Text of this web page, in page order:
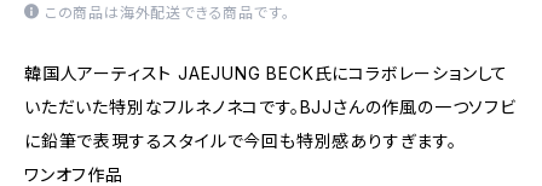
この商品は海外配送できる商品です。
韓国人アーティスト JAEJUNG BECK氏にコラボレーションして
いただいた特別なフルネノネコです。BJJさんの作風の一つソフビ
に鉛筆で表現するスタイルで今回も特別感ありすぎます。
ワンオフ作品